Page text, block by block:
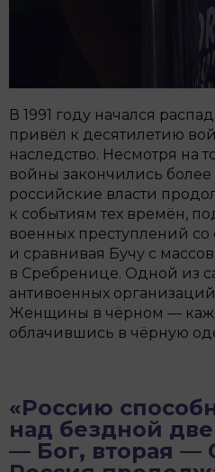
В 1991 году начался
привёл к десятилетию
наследство. Несмотря на
войны закончились более
российские власти
к событиям тех времён,
военных преступлений
и сравнивая Бучу с
в Сребренице. Одной из
антивоенных
Женщины в чёрном —
облачившись в чёрную
«Россию
над бездной
— Бог, вторая —